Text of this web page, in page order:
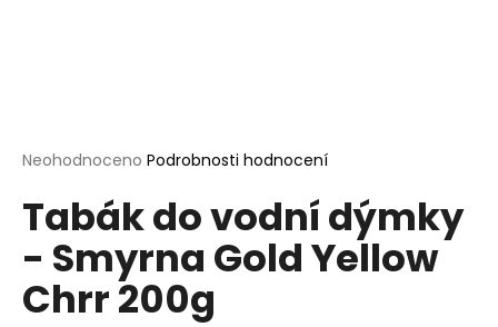
Průměrné
produktu
z
5
hvězdiček.
Neohodnoceno Podrobnosti hodnocení
Tabák do vodní dýmky
- Smyrna Gold Yellow
Chrr 200g
HLEDAT